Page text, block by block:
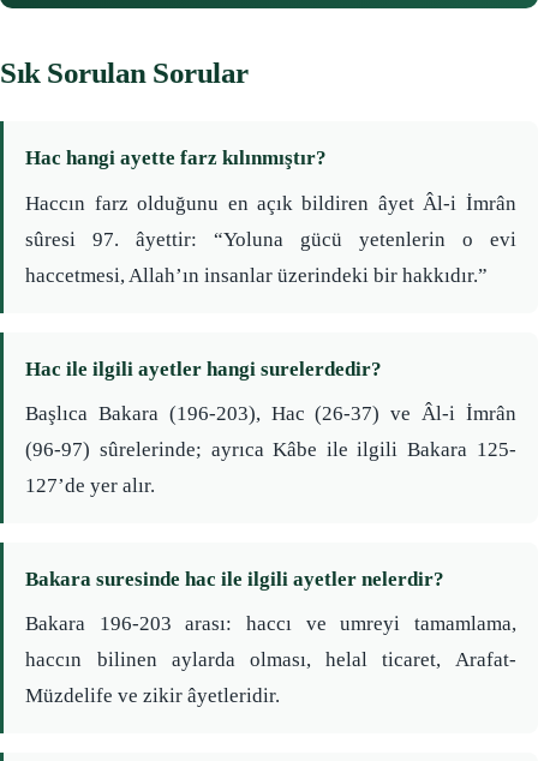
Sık Sorulan Sorular
Hac hangi ayette farz kılınmıştır?
Haccın farz olduğunu en açık bildiren âyet Âl-i İmrân
sûresi 97. âyettir: “Yoluna gücü yetenlerin o evi
haccetmesi, Allah’ın insanlar üzerindeki bir hakkıdır.”
Hac ile ilgili ayetler hangi surelerdedir?
Başlıca Bakara (196-203), Hac (26-37) ve Âl-i İmrân
(96-97) sûrelerinde; ayrıca Kâbe ile ilgili Bakara 125-
127’de yer alır.
Bakara suresinde hac ile ilgili ayetler nelerdir?
Bakara 196-203 arası: haccı ve umreyi tamamlama,
haccın bilinen aylarda olması, helal ticaret, Arafat-
Müzdelife ve zikir âyetleridir.